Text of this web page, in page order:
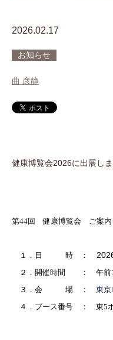
2026.02.17
お知らせ
曲 彦静
健康博覧会2026に出展し
第44回 健康博覧会 ご案内
１．日 時 ：
２．開催時間 ： 午前
３．会 場 ： 東
４．ブース番号 ： 東5